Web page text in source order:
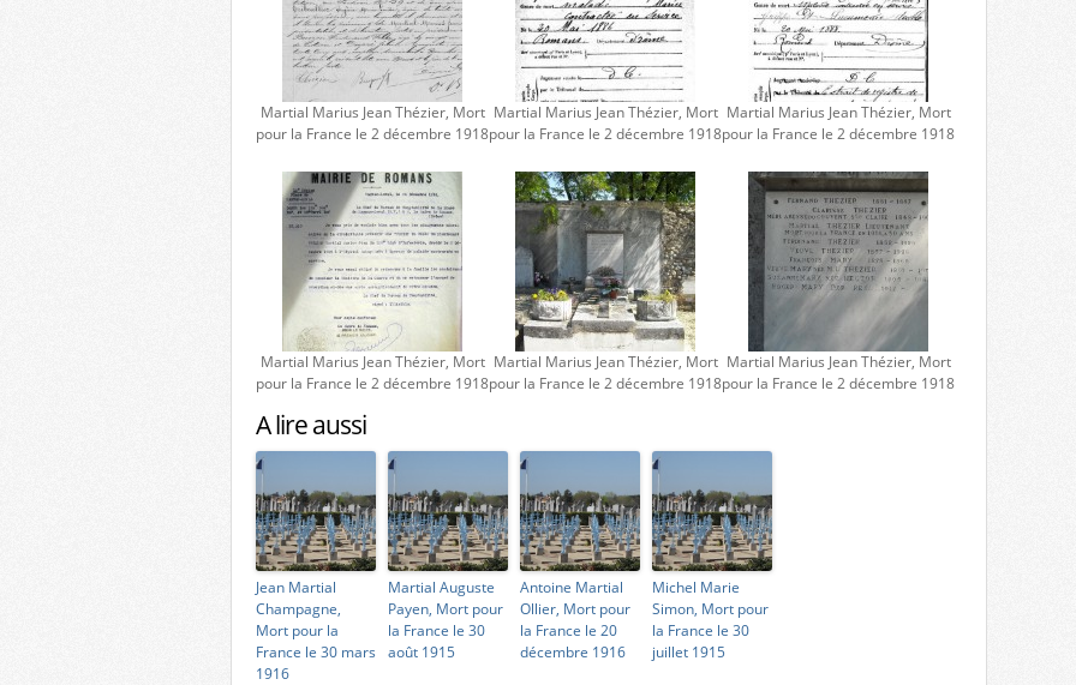
Martial Marius Jean Thézier, Mort
pour la France le 2 décembre 1918
Martial Marius Jean Thézier, Mort
pour la France le 2 décembre 1918
Martial Marius Jean Thézier, Mort
pour la France le 2 décembre 1918
Martial Marius Jean Thézier, Mort
pour la France le 2 décembre 1918
Martial Marius Jean Thézier, Mort
pour la France le 2 décembre 1918
Martial Marius Jean Thézier, Mort
pour la France le 2 décembre 1918
A lire aussi
Jean Martial
Champagne,
Mort pour la
France le 30 mars
1916
Martial Auguste
Payen, Mort pour
la France le 30
août 1915
Antoine Martial
Ollier, Mort pour
la France le 20
décembre 1916
Michel Marie
Simon, Mort pour
la France le 30
juillet 1915